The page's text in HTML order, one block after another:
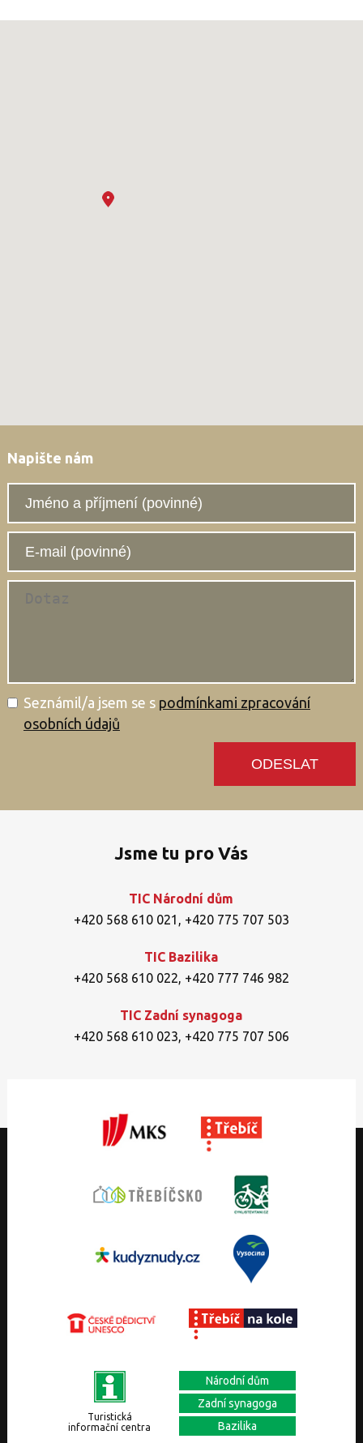
Napište nám
Seznámil/a jsem se s podmínkami zpracování
osobních údajů
Jsme tu pro Vás
TIC Národní dům
+420 568 610 021 , +420 775 707 503
TIC Bazilika
+420 568 610 022, +420 777 746 982
TIC Zadní synagoga
+420 568 610 023, +420 775 707 506
Turistická
informační centra
Národní dům
Zadní synagoga
Bazilika